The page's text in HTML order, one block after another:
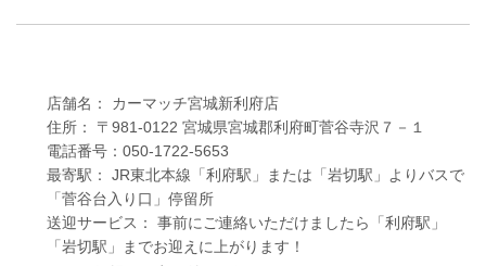
店舗名： カーマッチ宮城新利府店
住所： 〒981-0122 宮城県宮城郡利府町菅谷寺沢７－１
電話番号：050-1722-5653
最寄駅： JR東北本線「利府駅」または「岩切駅」よりバスで
「菅谷台入り口」停留所
送迎サービス： 事前にご連絡いただけましたら「利府駅」
「岩切駅」までお迎えに上がります！